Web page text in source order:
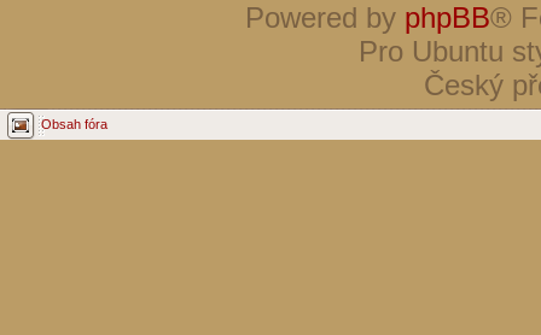
Powered by phpBB®
Pro Ubuntu
Český
Obsah fóra